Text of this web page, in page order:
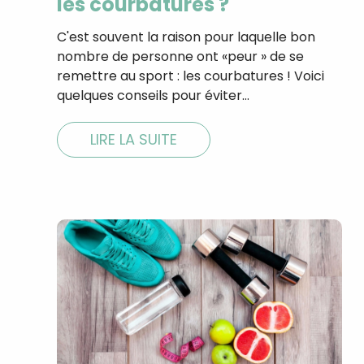
C'est souvent la raison pour laquelle bon
nombre de personne ont «peur » de se
remettre au sport : les courbatures ! Voici
quelques conseils pour éviter…
LIRE LA SUITE